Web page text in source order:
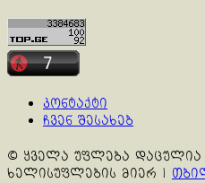
კონტაქტი
ჩვენ შესახებ
© ყველა უფლება დაცულია
ხელისუფლების მიერ |